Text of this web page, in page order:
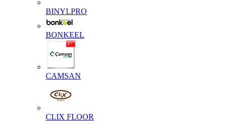
BINYLPRO
BONKEEL
CAMSAN
CLIX FLOOR